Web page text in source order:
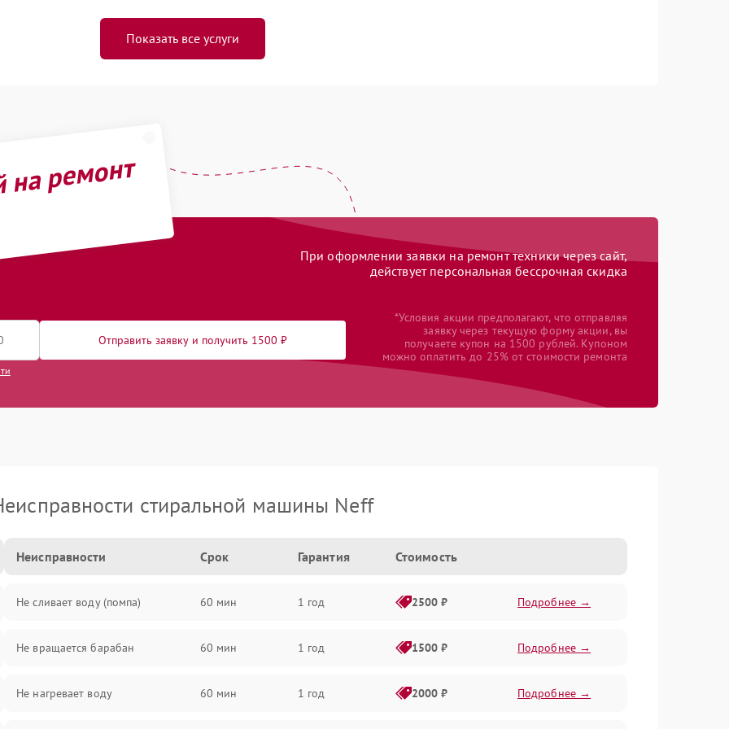
Показать все услуги
ремонт
При оформлении заявки на ремонт техники через сайт,
действует персональная бессрочная скидка
Отправить заявку и получить 1500 ₽
*Условия акции предполагают, что отправляя
заявку через текущую форму акции, вы
получаете купон на 1500 рублей. Купоном
можно оплатить до 25% от стоимости ремонта
стиральной машины Neff
Неисправности Срок Гарантия Стоимость
Не сливает воду (помпа) 60 мин 1 год 2500 ₽ Подробнее →
Не вращается барабан 60 мин 1 год 1500 ₽ Подробнее →
Не нагревает воду 60 мин 1 год 2000 ₽ Подробнее →